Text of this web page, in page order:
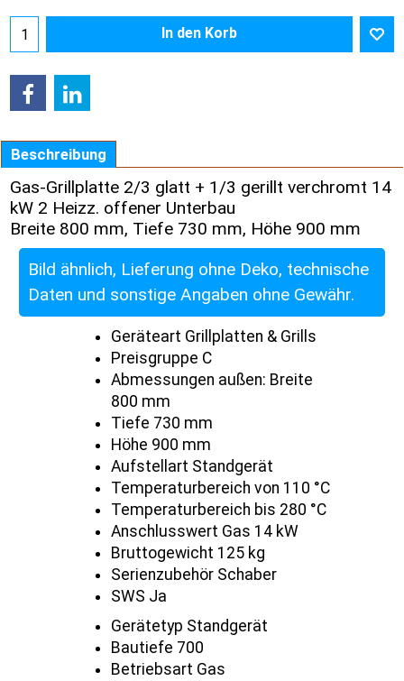
In den Korb
Beschreibung
Gas-Grillplatte 2/3 glatt + 1/3 gerillt verchromt 14
kW 2 Heizz. offener Unterbau
Breite 800 mm, Tiefe 730 mm, Höhe 900 mm
Bild ähnlich, Lieferung ohne Deko, technische
Daten und sonstige Angaben ohne Gewähr.
Geräteart Grillplatten & Grills
Preisgruppe C
Abmessungen außen: Breite
800 mm
Tiefe 730 mm
Höhe 900 mm
Aufstellart Standgerät
Temperaturbereich von 110 °C
Temperaturbereich bis 280 °C
Anschlusswert Gas 14 kW
Bruttogewicht 125 kg
Serienzubehör Schaber
SWS Ja
Gerätetyp Standgerät
Bautiefe 700
Betriebsart Gas